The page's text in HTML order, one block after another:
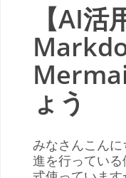
【AI活
ょう
みなさんこん
進を行ってい